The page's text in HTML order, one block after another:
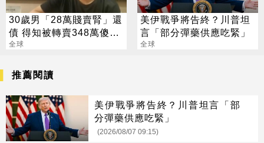
30歲男「28萬賤賣腎」還
債 得知被轉賣348萬傻眼
了
全球
美伊戰爭將告終？川普坦
言「部分彈藥供應吃緊」
全球
推薦閱讀
美伊戰爭將告終？川普坦言「部
分彈藥供應吃緊」
(2026/08/07 09:15)